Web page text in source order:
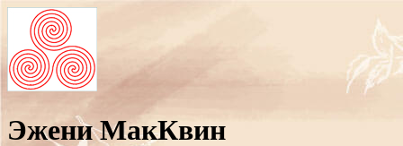
Эжени МакКвин